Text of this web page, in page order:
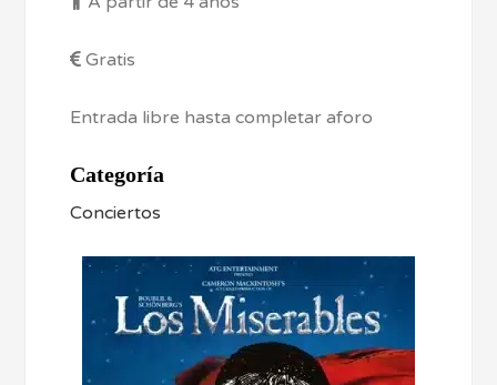
Gratis
Entrada libre hasta completar aforo
Categoría
Conciertos